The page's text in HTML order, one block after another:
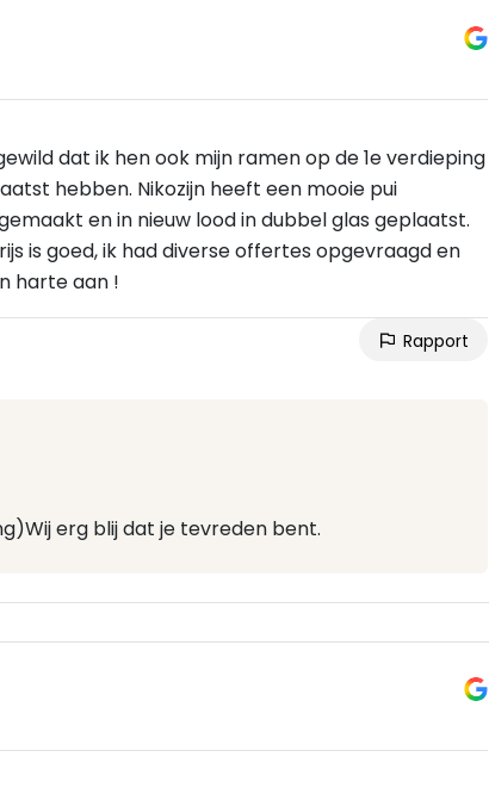
dat ik hen ook mijn ramen op de 1e verdieping
hebben. Nikozijn heeft een mooie pui
en in nieuw lood in dubbel glas geplaatst.
is goed, ik had diverse offertes opgevraagd en
harte aan !
Rapport
erg blij dat je tevreden bent.